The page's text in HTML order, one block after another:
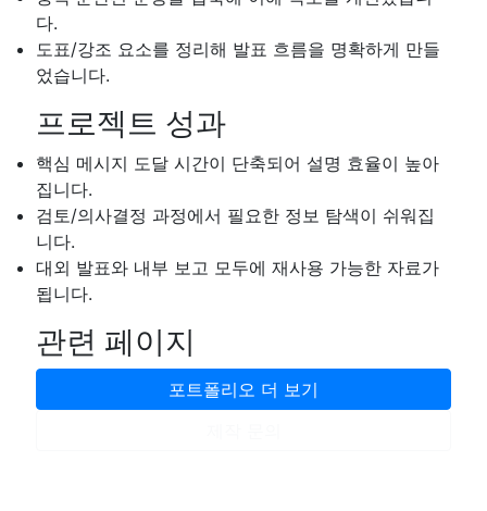
다.
도표/강조 요소를 정리해 발표 흐름을 명확하게 만들
었습니다.
프로젝트 성과
핵심 메시지 도달 시간이 단축되어 설명 효율이 높아
집니다.
검토/의사결정 과정에서 필요한 정보 탐색이 쉬워집
니다.
대외 발표와 내부 보고 모두에 재사용 가능한 자료가
됩니다.
관련 페이지
포트폴리오 더 보기